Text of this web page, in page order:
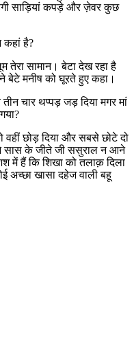
साड़ियां कपड़े और ज़ेवर कुछ
कहां है?
तेरा सामान। बेटा देख रहा है
बेटे मनीष को घूरते हुए कहा।
चार थप्पड़ जड़ दिया मगर मां
छोड़ दिया और सबसे छोटे दो
सास के जीते जी ससुराल न आने
में हैं कि शिखा को तलाक़ दिला
अच्छा खासा दहेज वाली बहू